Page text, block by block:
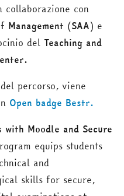
collaborazione con
Management (SAA) e
del Teaching and
percorso, viene
Open badge Bestr.
with Moodle and Secure
equips students
and
skills for secure,